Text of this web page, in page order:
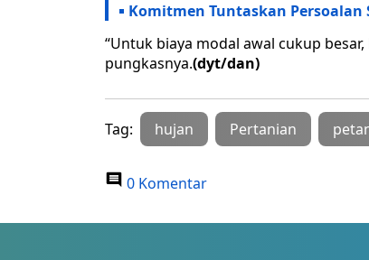
Komitmen Tuntaskan
“Untuk biaya modal awal cukup
pungkasnya.(dyt/dan)
Tag: hujan Pertanian
0 Komentar